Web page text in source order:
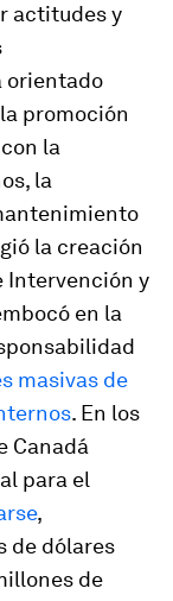
actitudes y
orientado
promoción
la
la
la creación
Intervención y
en la
masivas de
. En los
Canadá
para el
,
de dólares
de